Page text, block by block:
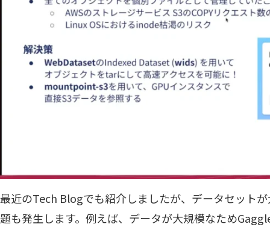
最近のTech Blogでも紹介しましたが、データセット
題も発生します。例えば、データが大規模なため